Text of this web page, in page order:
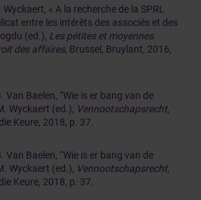
« A la recherche de la SPRL
entre les intérêts des associés et des
(ed.), Les pétites et moyennes
des affaires, Brussel, Bruylant, 2016,
Van Baelen, “Wie is er bang van de
Wyckaert (ed.), Vennootschapsrecht,
Keure, 2018, p. 37.
Van Baelen, “Wie is er bang van de
Wyckaert (ed.), Vennootschapsrecht,
Keure, 2018, p. 37.